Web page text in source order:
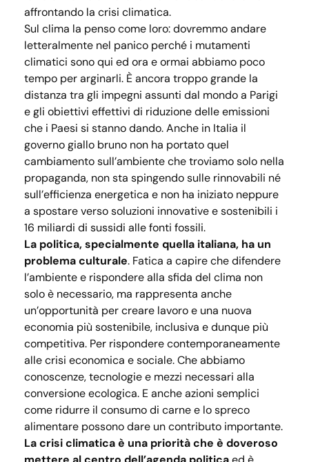
affrontando la crisi climatica.
Sul clima la penso come loro: dovremmo andare
letteralmente nel panico perché i mutamenti
climatici sono qui ed ora e ormai abbiamo poco
tempo per arginarli. È ancora troppo grande la
distanza tra gli impegni assunti dal mondo a Parigi
e gli obiettivi effettivi di riduzione delle emissioni
che i Paesi si stanno dando. Anche in Italia il
governo giallo bruno non ha portato quel
cambiamento sull’ambiente che troviamo solo nella
propaganda, non sta spingendo sulle rinnovabili né
sull’efficienza energetica e non ha iniziato neppure
a spostare verso soluzioni innovative e sostenibili i
16 miliardi di sussidi alle fonti fossili.
La politica, specialmente quella italiana, ha un
problema culturale. Fatica a capire che difendere
l’ambiente e rispondere alla sfida del clima non
solo è necessario, ma rappresenta anche
un’opportunità per creare lavoro e una nuova
economia più sostenibile, inclusiva e dunque più
competitiva. Per rispondere contemporaneamente
alle crisi economica e sociale. Che abbiamo
conoscenze, tecnologie e mezzi necessari alla
conversione ecologica. E anche azioni semplici
come ridurre il consumo di carne e lo spreco
alimentare possono dare un contributo importante.
La crisi climatica è una priorità che è doveroso